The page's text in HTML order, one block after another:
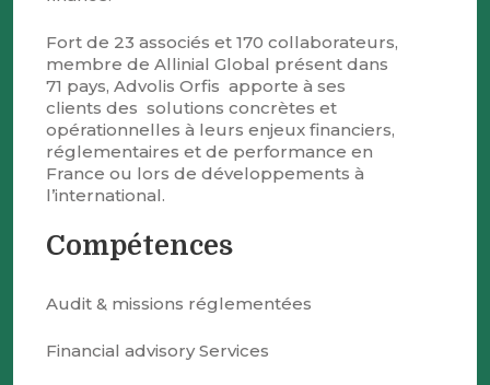
Fort de 23 associés et 170 collaborateurs,
membre de Allinial Global présent dans
71 pays, Advolis Orfis apporte à ses
clients des solutions concrètes et
opérationnelles à leurs enjeux financiers,
réglementaires et de performance en
France ou lors de développements à
l’international.
Compétences
Audit & missions réglementées
Financial advisory Services